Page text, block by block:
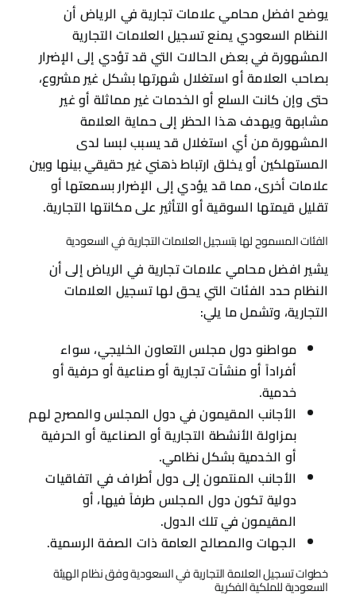
يوضح افضل محامي علامات تجارية في الرياض أن
النظام السعودي يمنع تسجيل العلامات التجارية
المشهورة في بعض الحالات التي قد تؤدي إلى الإضرار
بصاحب العلامة أو استغلال شهرتها بشكل غير مشروع،
حتى وإن كانت السلع أو الخدمات غير مماثلة أو غير
مشابهة ويهدف هذا الحظر إلى حماية العلامة
المشهورة من أي استغلال قد يسبب لبسا لدى
المستهلكين أو يخلق ارتباط ذهني غير حقيقي بينها وبين
علامات أخرى، مما قد يؤدي إلى الإضرار بسمعتها أو
تقليل قيمتها السوقية أو التأثير على مكانتها التجارية.
الفئات المسموح لها بتسجيل العلامات التجارية في السعودية
يشير افضل محامي علامات تجارية في الرياض إلى أن
النظام حدد الفئات التي يحق لها تسجيل العلامات
التجارية، وتشمل ما يلي:
مواطنو دول مجلس التعاون الخليجي، سواء
أفراداً أو منشآت تجارية أو صناعية أو حرفية أو
خدمية.
الأجانب المقيمون في دول المجلس والمصرح لهم
بمزاولة الأنشطة التجارية أو الصناعية أو الحرفية
أو الخدمية بشكل نظامي.
الأجانب المنتمون إلى دول أطراف في اتفاقيات
دولية تكون دول المجلس طرفاً فيها، أو
المقيمون في تلك الدول.
الجهات والمصالح العامة ذات الصفة الرسمية.
خطوات تسجيل العلامة التجارية في السعودية وفق نظام الهيئة
السعودية للملكية الفكرية